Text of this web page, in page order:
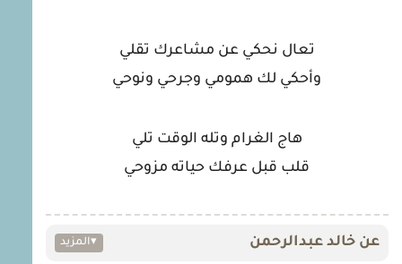
تعال نحكي عن مشاعرك تقلي
وأحكي لك همومي وجرحي ونوحي
هاج الغرام وتله الوقت تلي
قلب قبل عرفك حياته مزوحي
عن خالد عبدالرحمن ▾المزيد